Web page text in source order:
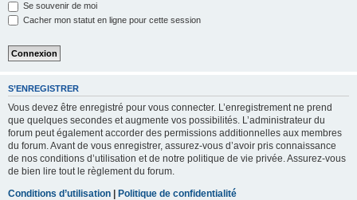
Se souvenir de moi
Cacher mon statut en ligne pour cette session
S’ENREGISTRER
Vous devez être enregistré pour vous connecter. L’enregistrement ne prend
que quelques secondes et augmente vos possibilités. L’administrateur du
forum peut également accorder des permissions additionnelles aux membres
du forum. Avant de vous enregistrer, assurez-vous d’avoir pris connaissance
de nos conditions d’utilisation et de notre politique de vie privée. Assurez-vous
de bien lire tout le règlement du forum.
Conditions d’utilisation | Politique de confidentialité